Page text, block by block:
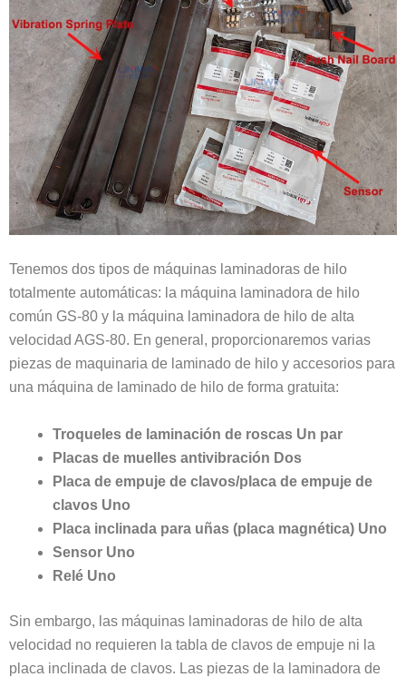
Tenemos dos tipos de máquinas laminadoras de hilo
totalmente automáticas: la máquina laminadora de hilo
común GS-80 y la máquina laminadora de hilo de alta
velocidad AGS-80. En general, proporcionaremos varias
piezas de maquinaria de laminado de hilo y accesorios para
una máquina de laminado de hilo de forma gratuita:
Troqueles de laminación de roscas Un par
Placas de muelles antivibración Dos
Placa de empuje de clavos/placa de empuje de
clavos Uno
Placa inclinada para uñas (placa magnética) Uno
Sensor Uno
Relé Uno
Sin embargo, las máquinas laminadoras de hilo de alta
velocidad no requieren la tabla de clavos de empuje ni la
placa inclinada de clavos. Las piezas de la laminadora de